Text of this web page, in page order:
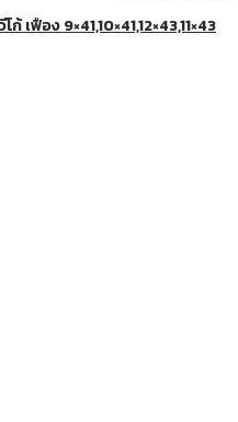
เฟือง 9×41,10×41,12×43,11×43